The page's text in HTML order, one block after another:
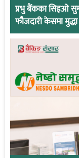
प्रभु बैंकका सिइओ
फौजदारी केसमा